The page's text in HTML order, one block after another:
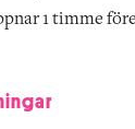
1 timme